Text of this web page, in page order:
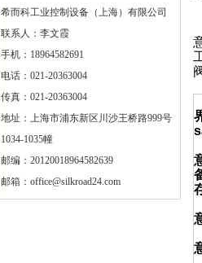
希而科工业控制设备（上海）有限公司
联系人：李文霞
手机：18964582691
电话：021-20363004
传真：021-20363004
地址：上海市浦东新区川沙王桥路999号
1034-1035幢
邮编：20120018964582639
邮箱： office@silkroad24.com